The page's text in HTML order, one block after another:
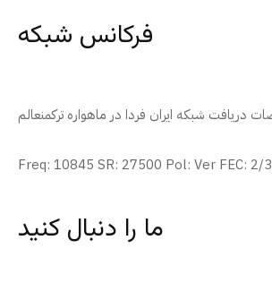
فرکانس شبکه
Freq: 10845 SR: 27500 Pol: Ver FEC: 2/3
ما را دنبال کنید